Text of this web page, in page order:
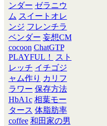
ンダー ゼラニウ
ム スイートオレ
ンジ フレンチラ
ベンダー 妄想CM
cocoon ChatGTP
PLAYFUL！
スト
レッチ イチゴジ
ャム作り カリフ
ラワー 保存方法
HbA1c 相葉モー
タース 体脂肪率
coffee 和田家の男